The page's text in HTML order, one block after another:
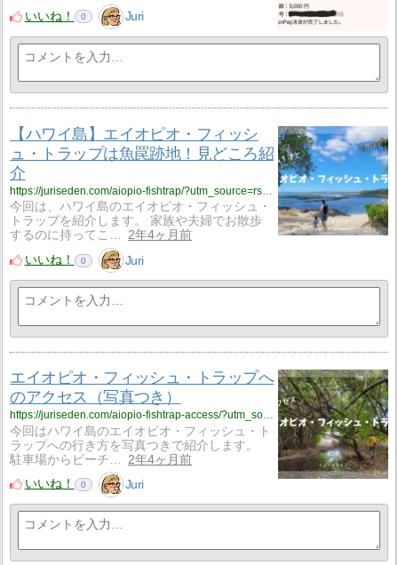
いいね！
0 Juri
【ハワイ島】エイオピオ・フィッシ
ュ・トラップは魚罠跡地！見どころ紹
介
https://juriseden.com/aiopio-fishtrap/?utm_source=rss&utm_medium=rss&utm_campaign=aiopio-fishtrap
今回は、ハワイ島のエイオピオ・フィッシュ・
トラップを紹介します。 家族や夫婦でお散歩
するのに持ってこ…
2年4ヶ月前
いいね！
0 Juri
エイオピオ・フィッシュ・トラップへ
のアクセス（写真つき）
https://juriseden.com/aiopio-fishtrap-access/?utm_source=rss&utm_medium=rss&utm_campaign=aiopio-fishtrap-access
今回はハワイ島のエイオピオ・フィッシュ・ト
ラップへの行き方を写真つきで紹介します。
駐車場からビーチ…
2年4ヶ月前
いいね！
0 Juri